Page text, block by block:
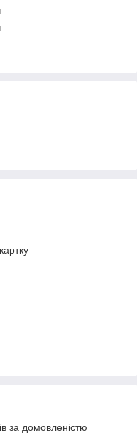
за домовленістю